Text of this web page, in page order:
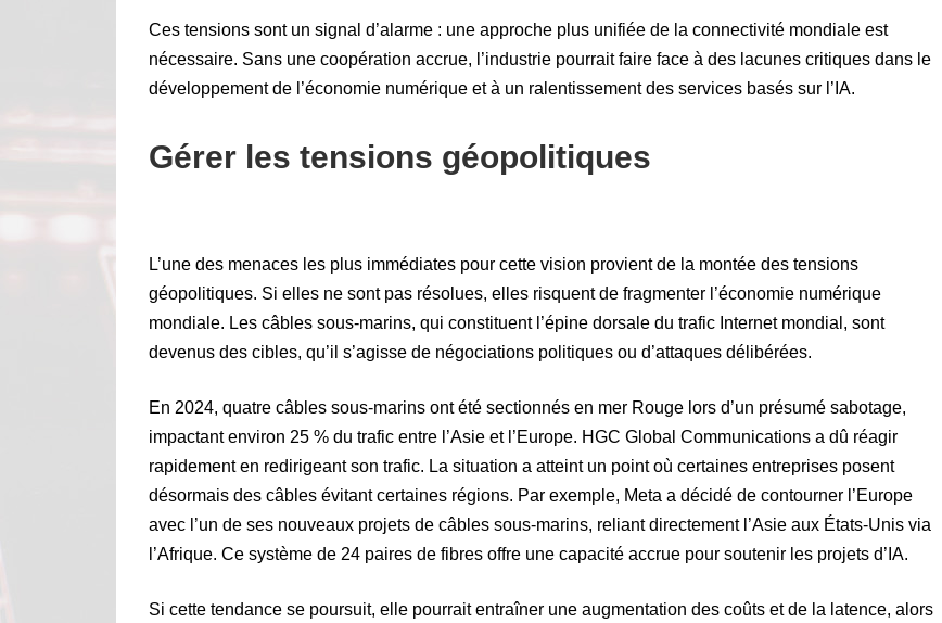
Ces tensions sont un signal d’alarme : une approche plus unifiée de la connectivité mondiale est
nécessaire. Sans une coopération accrue, l’industrie pourrait faire face à des lacunes critiques dans le
développement de l’économie numérique et à un ralentissement des services basés sur l’IA.
Gérer les tensions géopolitiques
L’une des menaces les plus immédiates pour cette vision provient de la montée des tensions
géopolitiques. Si elles ne sont pas résolues, elles risquent de fragmenter l’économie numérique
mondiale. Les câbles sous-marins, qui constituent l’épine dorsale du trafic Internet mondial, sont
devenus des cibles, qu’il s’agisse de négociations politiques ou d’attaques délibérées.
En 2024, quatre câbles sous-marins ont été sectionnés en mer Rouge lors d’un présumé sabotage,
impactant environ 25 % du trafic entre l’Asie et l’Europe. HGC Global Communications a dû réagir
rapidement en redirigeant son trafic. La situation a atteint un point où certaines entreprises posent
désormais des câbles évitant certaines régions. Par exemple, Meta a décidé de contourner l’Europe
avec l’un de ses nouveaux projets de câbles sous-marins, reliant directement l’Asie aux États-Unis via
l’Afrique. Ce système de 24 paires de fibres offre une capacité accrue pour soutenir les projets d’IA.
Si cette tendance se poursuit, elle pourrait entraîner une augmentation des coûts et de la latence, alors